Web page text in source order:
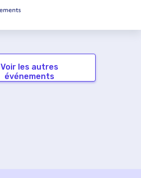
Voir les autres
événements